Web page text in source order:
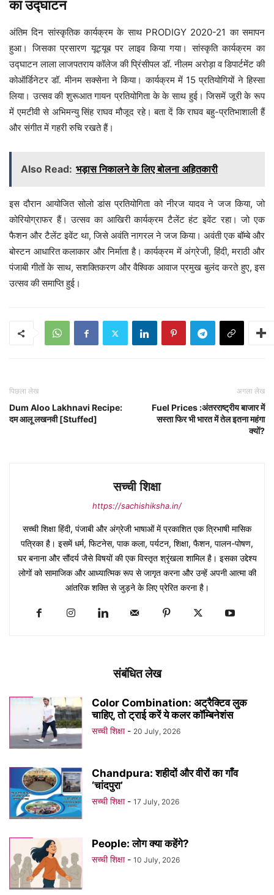
का उद्घाटन
अंतिम दिन सांस्कृतिक कार्यक्रम के साथ PRODIGY 2020-21 का समापन
हुआ। जिसका प्रसारण यूट्यूब पर लाइव किया गया। सांस्कृति कार्यक्रम का
उद्घाटन लाला लाजपतराय कॉलेज की प्रिंसीपल डॉ. नीलम अरोड़ा व डिपार्टमेंट की
कोऑर्डिनेटर डॉ. मीनम सक्सेना ने किया। कार्यक्रम में 15 प्रतियोगियों ने हिस्सा
लिया। उत्सव की शुरूआत गायन प्रतियोगिता के के साथ हुई। जिसमें जूरी के रूप
में एमटीवी से अभिमन्यु सिंह राघव मौजूद रहे। बता दें कि राघव बहु-प्रतिभाशाली हैं
और संगीत में गहरी रुचि रखते हैं।
Also Read: भड़ास निकालने के लिए बोलना अहितकारी
इस दौरान आयोजित सोलो डांस प्रतियोगिता को नीरज यादव ने जज किया, जो
कोरियोग्राफर हैं। उत्सव का आखिरी कार्यक्रम टैलेंट हंट इवेंट रहा। जो एक
फैशन और टैलेंट इवेंट था, जिसे अवंति नागरल ने जज किया। अवंती एक बॉम्बे और
बोस्टन आधारित कलाकार और निर्माता है। कार्यक्रम में अंग्रेजी, हिंदी, मराठी और
पंजाबी गीतों के साथ, सशक्तिकरण और वैश्विक आवाज प्रमुख बुलंद करते हुए, इस
उत्सव की समाप्ति हुई।
पिछला लेख
Dum Aloo Lakhnavi Recipe:
दम आलू लखनवी [Stuffed]
अगला लेख
Fuel Prices :अंतरराष्ट्रीय बाजार में
सस्ता फिर भी भारत में तेल इतना महंगा
क्यों?
सच्ची शिक्षा
https://sachishiksha.in/
सच्ची शिक्षा हिंदी, पंजाबी और अंग्रेजी भाषाओं में प्रकाशित एक त्रिभाषी मासिक
पत्रिका है। इसमें धर्म, फिटनेस, पाक कला, पर्यटन, शिक्षा, फैशन, पालन-पोषण,
घर बनाना और सौंदर्य जैसे विषयों की एक विस्तृत श्रृंखला शामिल है। इसका उद्देश्य
लोगों को सामाजिक और आध्यात्मिक रूप से जागृत करना और उन्हें अपनी आत्मा की
आंतरिक शक्ति से जुड़ने के लिए प्रेरित करना है।
संबंधित लेख
Color Combination: अट्रैक्टिव लुक
चाहिए, तो ट्राई करें ये कलर कॉम्बिनेशंस
सच्ची शिक्षा - 20 July, 2026
Chandpura: शहीदों और वीरों का गाँव
‘चांदपुरा’
सच्ची शिक्षा - 17 July, 2026
People: लोग क्या कहेंगे?
सच्ची शिक्षा - 10 July, 2026